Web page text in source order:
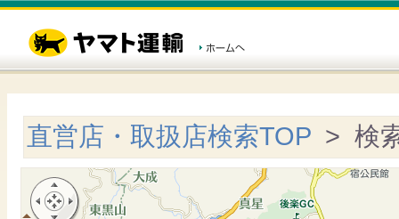
直営店・取扱店検索TOP > 検